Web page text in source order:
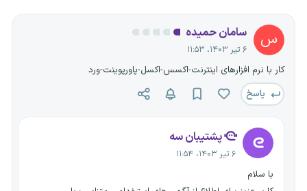
س سامان حمیده
۶ تیر ۱۴۰۳، ۱۱:۵۳
کار با نرم افزارهای اینترنت-اکسس-اکسل-پاورپوینت-ورد
پاسخ
پشتیبان سه
۶ تیر ۱۴۰۳، ۱۱:۵۴
با سلام